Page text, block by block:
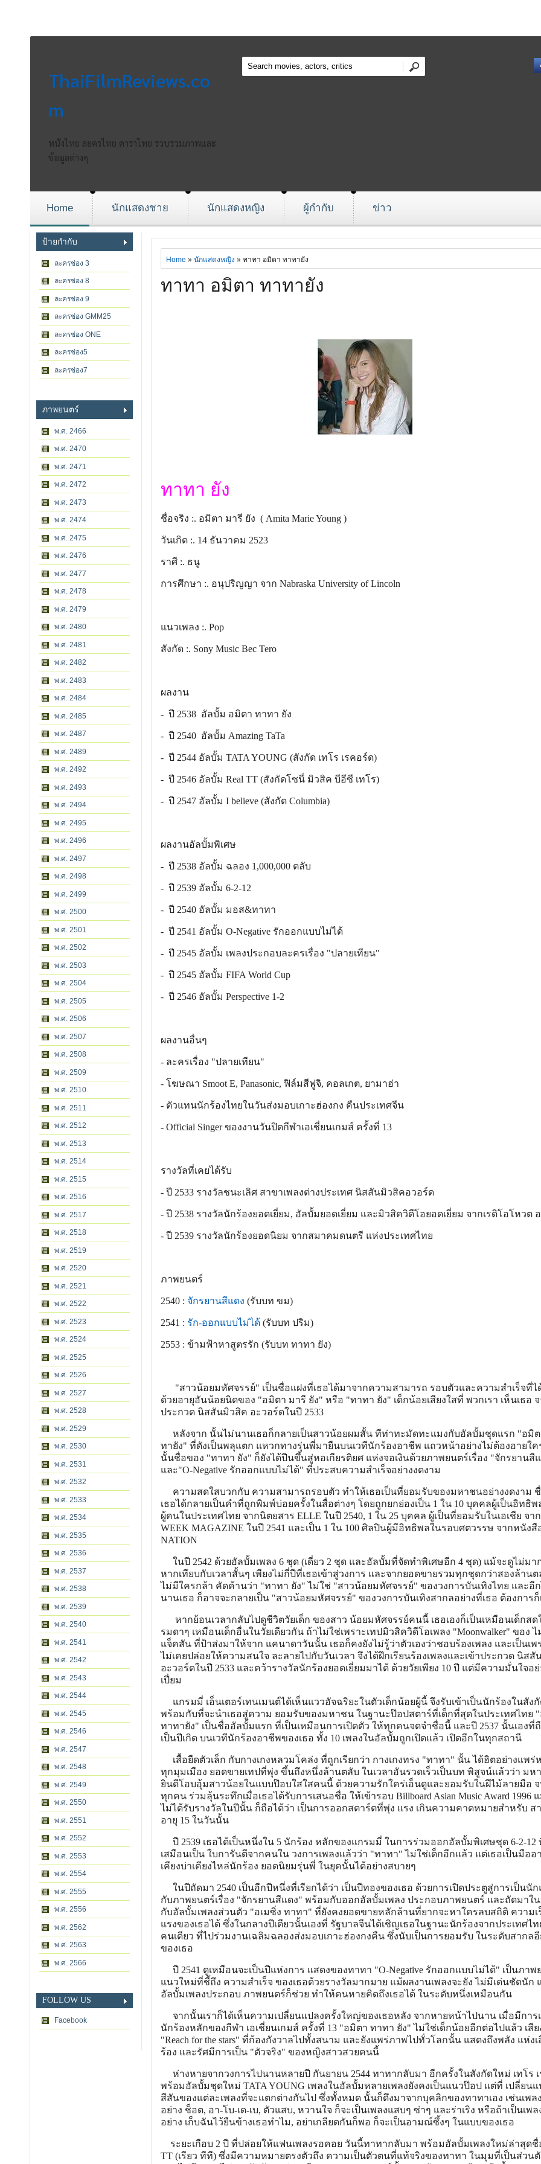
ThaiFilmReviews.co
m
หนังไทย ละครไทย ดาราไทย รวบรวมภาพและ
ข้อมูลต่างๆ
Home นักแสดงชาย นักแสดงหญิง ผู้กำกับ ข่าว
ป้ายกำกับ
ละครช่อง 3
ละครช่อง 8
ละครช่อง 9
ละครช่อง GMM25
ละครช่อง ONE
ละครช่อง5
ละครช่อง7
ภาพยนตร์
พ.ศ. 2466
พ.ศ. 2470
พ.ศ. 2471
พ.ศ. 2472
พ.ศ. 2473
พ.ศ. 2474
พ.ศ. 2475
พ.ศ. 2476
พ.ศ. 2477
พ.ศ. 2478
พ.ศ. 2479
พ.ศ. 2480
พ.ศ. 2481
พ.ศ. 2482
พ.ศ. 2483
พ.ศ. 2484
พ.ศ. 2485
พ.ศ. 2487
พ.ศ. 2489
พ.ศ. 2492
พ.ศ. 2493
พ.ศ. 2494
พ.ศ. 2495
พ.ศ. 2496
พ.ศ. 2497
พ.ศ. 2498
พ.ศ. 2499
พ.ศ. 2500
พ.ศ. 2501
พ.ศ. 2502
พ.ศ. 2503
พ.ศ. 2504
พ.ศ. 2505
พ.ศ. 2506
พ.ศ. 2507
พ.ศ. 2508
พ.ศ. 2509
พ.ศ. 2510
พ.ศ. 2511
พ.ศ. 2512
พ.ศ. 2513
พ.ศ. 2514
พ.ศ. 2515
พ.ศ. 2516
พ.ศ. 2517
พ.ศ. 2518
พ.ศ. 2519
พ.ศ. 2520
พ.ศ. 2521
พ.ศ. 2522
พ.ศ. 2523
พ.ศ. 2524
พ.ศ. 2525
พ.ศ. 2526
พ.ศ. 2527
พ.ศ. 2528
พ.ศ. 2529
พ.ศ. 2530
พ.ศ. 2531
พ.ศ. 2532
พ.ศ. 2533
พ.ศ. 2534
พ.ศ. 2535
พ.ศ. 2536
พ.ศ. 2537
พ.ศ. 2538
พ.ศ. 2539
พ.ศ. 2540
พ.ศ. 2541
พ.ศ. 2542
พ.ศ. 2543
พ.ศ. 2544
พ.ศ. 2545
พ.ศ. 2546
พ.ศ. 2547
พ.ศ. 2548
พ.ศ. 2549
พ.ศ. 2550
พ.ศ. 2551
พ.ศ. 2552
พ.ศ. 2553
พ.ศ. 2554
พ.ศ. 2555
พ.ศ. 2556
พ.ศ. 2562
พ.ศ. 2563
พ.ศ. 2566
FOLLOW US
Facebook
Home » นักแสดงหญิง » ทาทา อมิตา ทาทายัง
ทาทา อมิตา ทาทายัง
ทาทา ยัง
ชื่อจริง :. อมิตา มารี ยัง ( Amita Marie Young )
วันเกิด :. 14 ธันวาคม 2523
ราศี :. ธนู
การศึกษา :. อนุปริญญา จาก Nabraska University of Lincoln
แนวเพลง :. Pop
สังกัด :. Sony Music Bec Tero
ผลงาน
- ปี 2538 อัลบั้ม อมิตา ทาทา ยัง
- ปี 2540 อัลบั้ม Amazing TaTa
- ปี 2544 อัลบั้ม TATA YOUNG (สังกัด เทโร เรคอร์ด)
- ปี 2546 อัลบั้ม Real TT (สังกัดโซนี่ มิวสิค บีอีซี เทโร)
- ปี 2547 อัลบั้ม I believe (สังกัด Columbia)
ผลงานอัลบั้มพิเศษ
- ปี 2538 อัลบั้ม ฉลอง 1,000,000 ตลับ
- ปี 2539 อัลบั้ม 6-2-12
- ปี 2540 อัลบั้ม มอส&ทาทา
- ปี 2541 อัลบั้ม O-Negative รักออกแบบไม่ได้
- ปี 2545 อัลบั้ม เพลงประกอบละครเรื่อง "ปลายเทียน"
- ปี 2545 อัลบั้ม FIFA World Cup
- ปี 2546 อัลบั้ม Perspective 1-2
ผลงานอื่นๆ
- ละครเรื่อง "ปลายเทียน"
- โฆษณา Smoot E, Panasonic, ฟิล์มสีฟูจิ, คอลเกต, ยามาฮ่า
- ตัวแทนนักร้องไทยในวันส่งมอบเกาะฮ่องกง คืนประเทศจีน
- Official Singer ของงานวันปิดกีฬาเอเชี่ยนเกมส์ ครั้งที่ 13
รางวัลที่เคยได้รับ
- ปี 2533 รางวัลชนะเลิศ สาขาเพลงต่างประเทศ นิสสันมิวสิคอวอร์ด
- ปี 2538 รางวัลนักร้องยอดเยี่ยม, อัลบั้มยอดเยี่ยม และมิวสิควิดีโอยอดเยี่ยม จากเรดิโอโหวต
- ปี 2539 รางวัลนักร้องยอดนิยม จากสมาคมดนตรี แห่งประเทศไทย
ภาพยนตร์
2540 : จักรยานสีแดง (รับบท ขม)
2541 : รัก-ออกแบบไม่ได้ (รับบท ปริม)
2553 : ข้ามฟ้าหาสูตรรัก (รับบท ทาทา ยัง)
"สาวน้อยมหัศจรรย์" เป็นชื่อแฝงที่เธอได้มาจากความสามารถ รอบตัวและความสำเร็จที่ไ
ด้วยอายุอันน้อยนิดของ "อมิตา มารี ยัง" หรือ "ทาทา ยัง" เด็กน้อยเสียงใสที่ พวกเรา เห็นเธอ จ
ประกวด นิสสันมิวสิค อะวอร์ดในปี 2533
หลังจาก นั้นไม่นานเธอก็กลายเป็นสาวน้อยผมสั้น ทีท่าทะมัดทะแมงกับอัลบั้มชุดแรก "อมิต
ทายัง" ที่ดังเป็นพลุแตก แหวกทางรุ่นพี่มายืนบนเวทีนักร้องอาชีพ แถวหน้าอย่างไม่ต้องอายใค
นั้นชื่อของ "ทาทา ยัง" ก็ยังได้ปีนขึ้นสู่หอเกียรติยศ แห่งจอเงินด้วยภาพยนตร์เรื่อง "จักรยานสี
และ"O-Negative รักออกแบบไม่ได้" ที่ประสบความสำเร็จอย่างงดงาม
ความสดใสบวกกับ ความสามารถรอบตัว ทำให้เธอเป็นที่ยอมรับของมหาชนอย่างงดงาม
เธอได้กลายเป็นคำที่ถูกพิมพ์บ่อยครั้งในสื่อต่างๆ โดยถูกยกย่องเป็น 1 ใน 10 บุคคลผู้เป็นอิทธิพ
ผู้คนในประเทศไทย จากนิตยสาร ELLE ในปี 2540, 1 ใน 25 บุคคล ผู้เป็นที่ยอมรับในเอเชีย จา
WEEK MAGAZINE ในปี 2541 และเป็น 1 ใน 100 ศิลปินผู้มีอิทธิพลในรอบศตวรรษ จากหนัง
NATION
ในปี 2542 ด้วยอัลบั้มเพลง 6 ชุด (เดี่ยว 2 ชุด และอัลบั้มที่จัดทำพิเศษอีก 4 ชุด) แม้จะดูไม่มา
หากเทียบกับเวลาสั้นๆ เพียงไม่กี่ปีที่เธอเข้าสู่วงการ และจากยอดขายรวมทุกชุดกว่าสองล้านต
ไม่มีใครกล้า คัดค้านว่า "ทาทา ยัง" ไม่ใช่ "สาวน้อยมหัศจรรย์" ของวงการบันเทิงไทย และอี
นานเธอ ก็อาจจะกลายเป็น "สาวน้อยมหัศจรรย์" ของวงการบันเทิงสากลอย่างที่เธอ ต้องการก็
หากย้อนเวลากลับไปดูชีวิตวัยเด็ก ของสาว น้อยมหัศจรรย์คนนี้ เธอเองก็เป็นเหมือนเด็กสด
รมดาๆ เหมือนเด็กอื่นในวัยเดียวกัน ถ้าไม่ใช่เพราะเทปมิวสิควิดีโอเพลง "Moonwalker" ของ ไ
แจ็คสัน ที่ป้าส่งมาให้จาก แคนาดาวันนั้น เธอก็คงยังไม่รู้ว่าตัวเองว่าชอบร้องเพลง และเป็นเพ
ไม่เคยปล่อยให้ความสนใจ ละลายไปกับวันเวลา จึงได้ฝึกเรียนร้องเพลงและเข้าประกวด นิสสั
อะวอร์ดในปี 2533 และคว้ารางวัลนักร้องยอดเยี่ยมมาได้ ด้วยวัยเพียง 10 ปี แต่มีความมั่นใจอย่
เปี่ยม
แกรมมี่ เอ็นเตอร์เทนเมนต์ได้เห็นแววอัจฉริยะในตัวเด็กน้อยผู้นี้ จึงรับเข้าเป็นนักร้องในสัง
พร้อมกับที่จะนำเธอสู่ความ ยอมรับของมหาชน ในฐานะป๊อปสตาร์ที่เด็กที่สุดในประเทศไทย
ทาทายัง" เป็นชื่ออัลบั้มแรก ที่เป็นเหมือนการเปิดตัว ให้ทุกคนจดจำชื่อนี้ และปี 2537 นั้นเองที่
เป็นปีเกิด บนเวทีนักร้องอาชีพของเธอ ทั้ง 10 เพลงในอัลบั้มถูกเปิดแล้ว เปิดอีกในทุกสถานี
เสื้อยืดตัวเล็ก กับกางเกงหลวมโคล่ง ที่ถูกเรียกว่า กางเกงทรง "ทาทา" นั้น ได้ฮิตอย่างแพร่
ทุกมุมเมือง ยอดขายเทปที่พุ่ง ขึ้นถึงหนึ่งล้านตลับ ในเวลาอันรวดเร็วเป็นบท พิสูจน์แล้วว่า มห
ยินดีโอบอุ้มสาวน้อยในแบบป๊อบใสใสคนนี้ ด้วยความรักใคร่เอ็นดูและยอมรับในฝีไม้ลายมือ
ทุกคน ร่วมลุ้นระทึกเมื่อเธอได้รับการเสนอชื่อ ให้เข้ารอบ Billboard Asian Music Award 1996
ไม่ได้รับรางวัลในปีนั้น ก็ถือได้ว่า เป็นการออกสตาร์ตที่พุ่ง แรง เกินความคาดหมายสำหรับ ส
อายุ 15 ในวันนั้น
ปี 2539 เธอได้เป็นหนึ่งใน 5 นักร้อง หลักของแกรมมี่ ในการร่วมออกอัลบั้มพิเศษชุด 6-2-12
เสมือนเป็น ใบการันตีจากคนใน วงการเพลงแล้วว่า "ทาทา" ไม่ใช่เด็กอีกแล้ว แต่เธอเป็นมืออ
เคียงบ่าเคียงไหล่นักร้อง ยอดนิยมรุ่นพี่ ในยุคนั้นได้อย่างสบายๆ
ในปีถัดมา 2540 เป็นอีกปีหนึ่งที่เรียกได้ว่า เป็นปีทองของเธอ ด้วยการเปิดประตูสู่การเป็นนัก
กับภาพยนตร์เรื่อง "จักรยานสีแดง" พร้อมกับออกอัลบั้มเพลง ประกอบภาพยนตร์ และถัดมาใ
กับอัลบั้มเพลงส่วนตัว "อเมซิ่ง ทาทา" ที่ยังคงยอดขายหลักล้านที่ยากจะหาใครลบสถิติ ความเ
แรงของเธอได้ ซึ่งในกลางปีเดียวนั้นเองที่ รัฐบาลจีนได้เชิญเธอในฐานะนักร้องจากประเทศไท
คนเดียว ที่ไปร่วมงานเฉลิมฉลองส่งมอบเกาะฮ่องกงคืน ซึ่งนับเป็นการยอมรับ ในระดับสากล
ของเธอ
ปี 2541 ดูเหมือนจะเป็นปีแห่งการ แสดงของทาทา "O-Negative รักออกแบบไม่ได้" เป็นภาพ
แนวใหม่ที่ชี้ถึง ความสำเร็จ ของเธอด้วยรางวัลมากมาย แม้ผลงานเพลงจะยัง ไม่มีเด่นชัดนัก
อัลบั้มเพลงประกอบ ภาพยนตร์ก็ช่วย ทำให้คนหายคิดถึงเธอได้ ในระดับหนึ่งเหมือนกัน
จากนั้นเราก็ได้เห็นความเปลี่ยนแปลงครั้งใหญ่ของเธอหลัง จากหายหน้าไปนาน เมื่อมีการ
นักร้องหลักของกีฬา เอเชี่ยนเกมส์ ครั้งที่ 13 "อมิตา ทาทา ยัง" ไม่ใช่เด็กน้อยอีกต่อไปแล้ว เสีย
"Reach for the stars" ที่ก้องกังวาลไปทั้งสนาม และยังแพร่ภาพไปทั่วโลกนั้น แสดงถึงพลัง แห่งเ
ร้อง และรัศมีการเป็น "ตัวจริง" ของหญิงสาวสวยคนนี้
ห่างหายจากวงการไปนานหลายปี กันยายน 2544 ทาทากลับมา อีกครั้งในสังกัดใหม่ เทโร
พร้อมอัลบั้มชุดใหม่ TATA YOUNG เพลงในอัลบั้มหลายเพลงยังคงเป็นแนวป๊อป แต่ที่ เปลี่ยน
สีสันของแต่ละเพลงที่จะแตกต่างกันไป ซึ่งทั้งหมด นั้นก็ดึงมาจากบุคลิกของทาทาเอง เช่นเพล
อย่าง ช็อต, อา-โบ-เด-เบ, ตัวแสบ, หวานใจ ก็จะเป็นเพลงแสบๆ ซ่าๆ และร่าเริง หรือถ้าเป็นเพล
อย่าง เก็บฉันไว้ยืนข้างเธอทำไม, อย่าเกลียดกันก็พอ ก็จะเป็นอามณ์ซึ้งๆ ในแบบของเธอ
ระยะเกือบ 2 ปี ที่ปล่อยให้แฟนเพลงรอคอย วันนี้ทาทากลับมา พร้อมอัลบั้มเพลงใหม่ล่าสุดชื่
TT (เรียว ทีที) ซึ่งมีความหมายตรงตัวถึง ความเป็นตัวตนที่แท้จริงของทาทา ในมุมที่เป็นส่วน